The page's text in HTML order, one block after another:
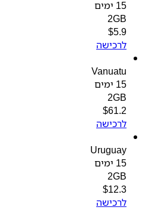
2GB
$
לרכישה
Vanuatu
2GB
$61.2
לרכישה
Uruguay
2GB
$12.3
לרכישה